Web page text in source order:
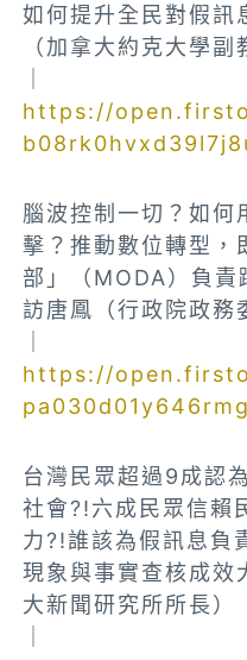
如何提升全民對假訊
（加拿大約克大學副
https://
腦波控制一切？如何
擊？推動數位轉型，
部」（MODA）負責
訪唐鳳（行政院政務
https://
台灣民眾超過9成認
社會?!六成民眾信賴
力?!誰該為假訊息負
現象與事實查核成效
大新聞研究所所長）